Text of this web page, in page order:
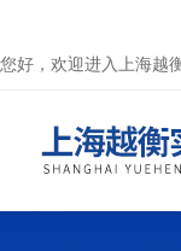
您好，欢迎进入上海越